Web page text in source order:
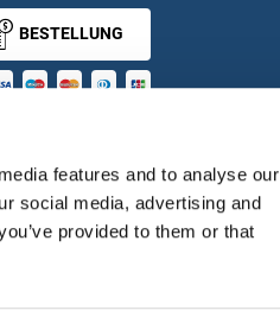
features and to analyse our
social media, advertising and
provided to them or that
BESTELLUNG
GUARANTEE